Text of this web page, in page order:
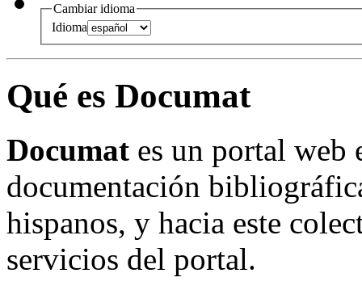
Cambiar idioma
Idioma
Qué es Documat
Documat es un portal web
documentación
hispanos, y hacia este
servicios del portal.